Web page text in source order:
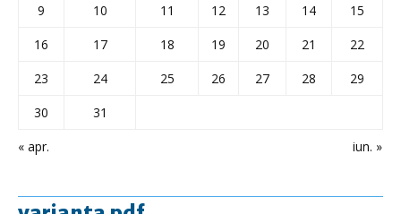
« apr. iun. »
9
10 11 12 13 14
15
16
17 18 19 20 21
22
23
24 25 26 27 28
29
30
31